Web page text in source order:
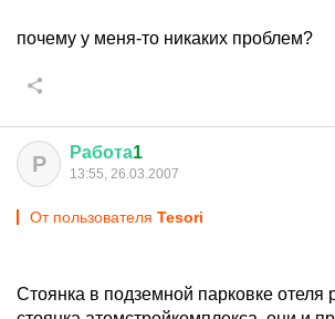
почему у меня-то никаких проблем?
Р Работа1
13:55, 26.03.2007
От пользователя Tesori
Стоянка в подземной парковке отеля